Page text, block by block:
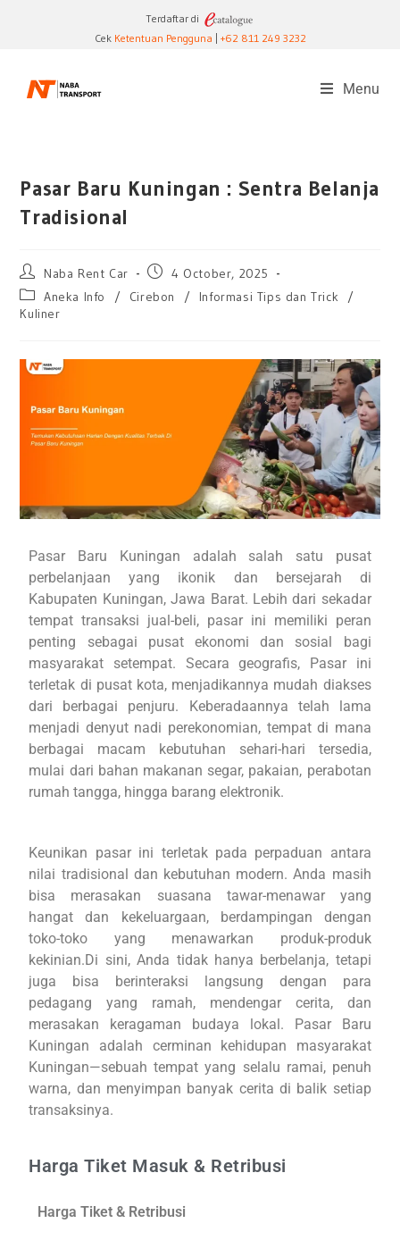
Terdaftar di
CekKetentuan Pengguna +62 811 249 3232
Menu
Pasar Baru Kuningan : Sentra Belanja
Tradisional
Naba Rent Car
4 October, 2025
Aneka Info
/ Cirebon / Informasi Tips dan Trick
/
Kuliner
Pasar Baru Kuningan adalah salah satu pusat
perbelanjaan yang ikonik dan bersejarah di
Kabupaten Kuningan, Jawa Barat. Lebih dari sekadar
tempat transaksi jual-beli, pasar ini memiliki peran
penting sebagai pusat ekonomi dan sosial bagi
masyarakat setempat. Secara geografis, Pasar ini
terletak di pusat kota, menjadikannya mudah diakses
dari berbagai penjuru. Keberadaannya telah lama
menjadi denyut nadi perekonomian, tempat di mana
berbagai macam kebutuhan sehari-hari tersedia,
mulai dari bahan makanan segar, pakaian, perabotan
rumah tangga, hingga barang elektronik.
Keunikan pasar ini terletak pada perpaduan antara
nilai tradisional dan kebutuhan modern. Anda masih
bisa merasakan suasana tawar-menawar yang
hangat dan kekeluargaan, berdampingan dengan
toko-toko yang menawarkan produk-produk
kekinian.Di sini, Anda tidak hanya berbelanja, tetapi
juga bisa berinteraksi langsung dengan para
pedagang yang ramah, mendengar cerita, dan
merasakan keragaman budaya lokal. Pasar Baru
Kuningan adalah cerminan kehidupan masyarakat
Kuningan—sebuah tempat yang selalu ramai, penuh
warna, dan menyimpan banyak cerita di balik setiap
transaksinya.
Harga Tiket Masuk & Retribusi
Harga Tiket & Retribusi